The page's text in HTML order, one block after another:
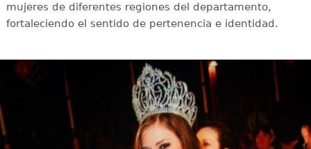
mujeres de diferentes regiones del departamento,
fortaleciendo el sentido de pertenencia e identidad.